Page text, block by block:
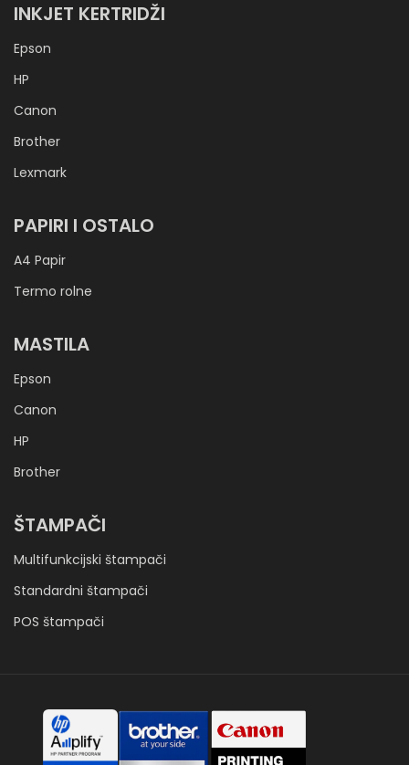
INKJET KERTRIDŽI
Epson
HP
Canon
Brother
Lexmark
PAPIRI I OSTALO
A4 Papir
Termo rolne
MASTILA
Epson
Canon
HP
Brother
ŠTAMPAČI
Multifunkcijski štampači
Standardni štampači
POS štampači